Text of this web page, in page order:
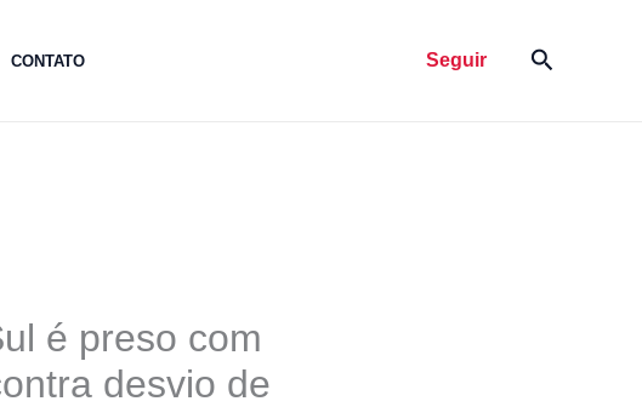
CONTATO Seguir Pesquisar
é preso com
desvio de